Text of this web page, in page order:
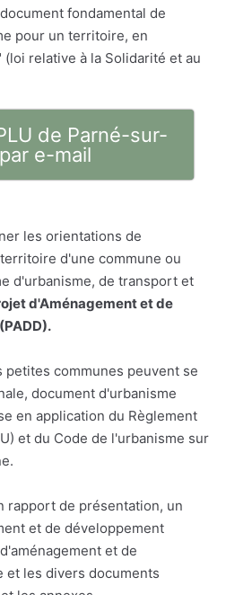
fondamental de
pour un territoire, en
relative à la Solidarité et au
de Parné-sur-
e-mail
les orientations de
d'une commune ou
d'urbanisme, de transport et
d'Aménagement et de
petites communes peuvent se
document d'urbanisme
en application du Règlement
et du Code de l'urbanisme sur
rapport de présentation, un
et de développement
et de
et les divers documents